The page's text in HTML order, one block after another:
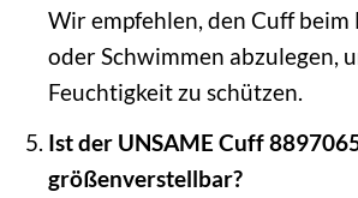
Wir empfehlen, den Cuff beim
oder Schwimmen abzulegen,
Feuchtigkeit zu schützen.
Ist der UNSAME Cuff
größenverstellbar?